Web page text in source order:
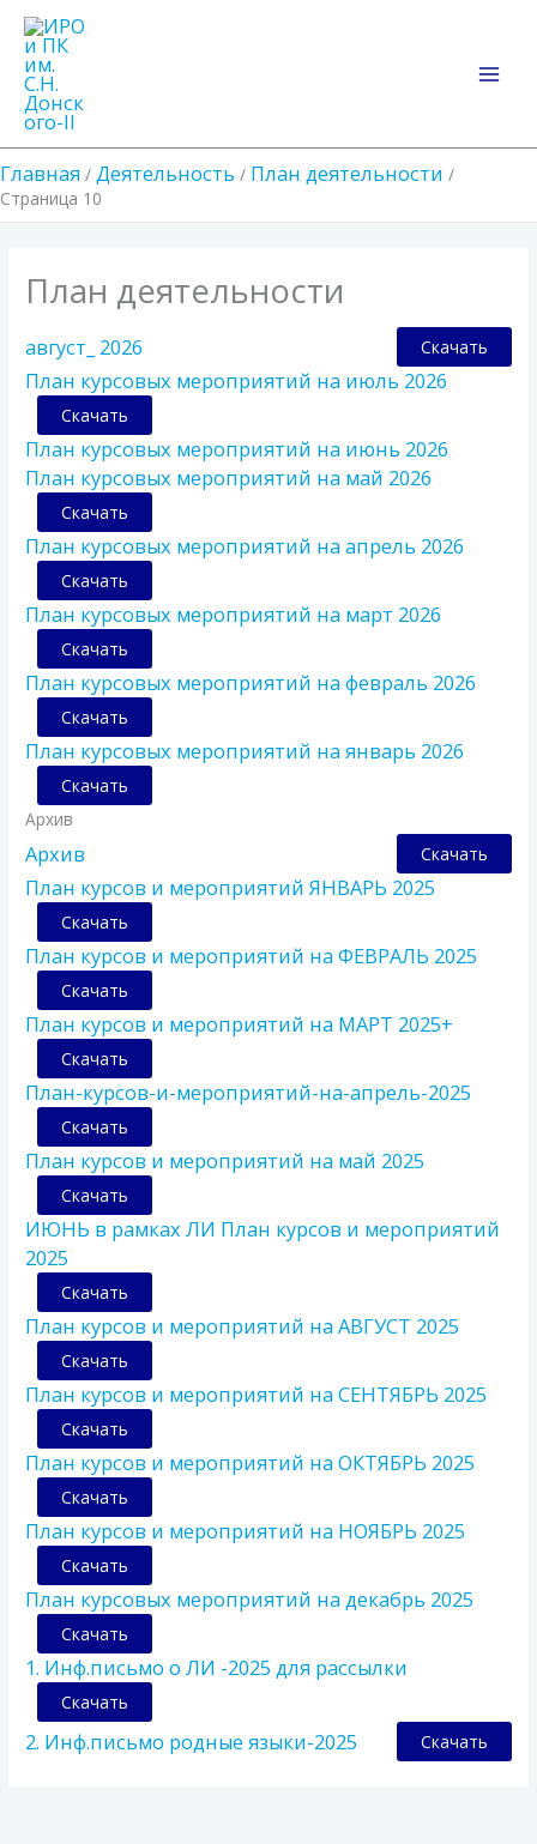
Перейти
содержимому
Главная Деятельность План деятельности
Страница 10
План деятельности
август_ 2026 Скачать
План курсовых мероприятий на июль 2026
Скачать
План курсовых мероприятий на июнь 2026
План курсовых мероприятий на май 2026
Скачать
План курсовых мероприятий на апрель 2026
Скачать
План курсовых мероприятий на март 2026
Скачать
План курсовых мероприятий на февраль 2026
Скачать
План курсовых мероприятий на январь 2026
Скачать
Архив
Архив Скачать
План курсов и мероприятий ЯНВАРЬ 2025
Скачать
План курсов и мероприятий на ФЕВРАЛЬ 2025
Скачать
План курсов и мероприятий на МАРТ 2025+
Скачать
План-курсов-и-мероприятий-на-апрель-2025
Скачать
План курсов и мероприятий на май 2025
Скачать
ИЮНЬ в рамках ЛИ План курсов и мероприятий
2025
Скачать
План курсов и мероприятий на АВГУСТ 2025
Скачать
План курсов и мероприятий на СЕНТЯБРЬ 2025
Скачать
План курсов и мероприятий на ОКТЯБРЬ 2025
Скачать
План курсов и мероприятий на НОЯБРЬ 2025
Скачать
План курсовых мероприятий на декабрь 2025
Скачать
1. Инф.письмо о ЛИ -2025 для рассылки
Скачать
2. Инф.письмо родные языки-2025 Скачать